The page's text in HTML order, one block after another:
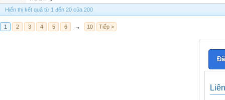
Hiển thị kết quả từ 1 đến 20 của 200
1 2 3 4 5 6 → 10 Tiếp >